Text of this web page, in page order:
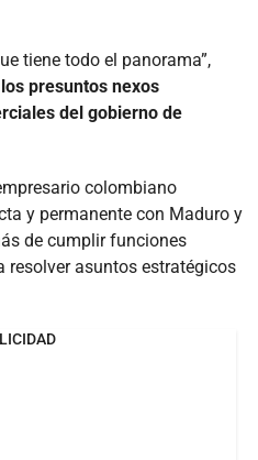
tiene todo el panorama”,
presuntos nexos
del gobierno de
colombiano
y permanente con Maduro y
de cumplir funciones
asuntos estratégicos